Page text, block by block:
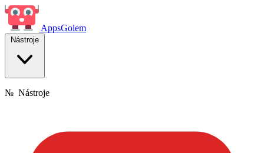
AppsGolem
Nástroje
№ Nástroje